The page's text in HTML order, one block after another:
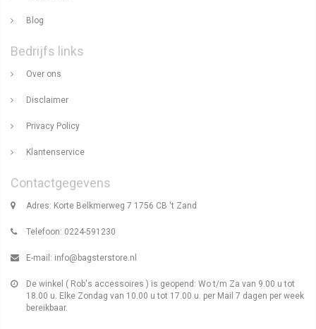
Blog
Bedrijfs links
Over ons
Disclaimer
Privacy Policy
Klantenservice
Contactgegevens
Adres: Korte Belkmerweg 7 1756 CB 't Zand
Telefoon: 0224-591230
E-mail: info@bagsterstore.nl
De winkel ( Rob's accessoires ) is geopend: Wo t/m Za van 9.00 u tot
18.00 u. Elke Zondag van 10.00 u tot 17.00 u. per Mail 7 dagen per week
bereikbaar.